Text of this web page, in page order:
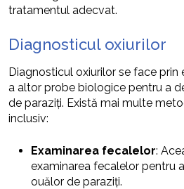
tratamentul adecvat.
Diagnosticul oxiurilor
Diagnosticul oxiurilor se face prin
a altor probe biologice pentru a
de paraziți. Există mai multe
inclusiv:
Examinarea fecalelor:
examinarea fecalelor pentru
ouălor de paraziți.